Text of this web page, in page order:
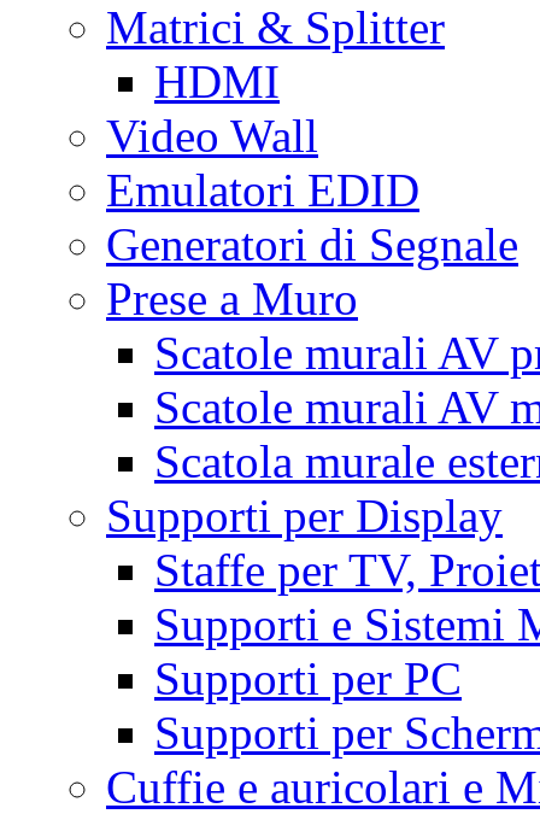
Matrici & Splitter
HDMI
Video Wall
Emulatori EDID
Generatori di Segnale
Prese a Muro
Scatole murali AV
Scatole murali AV
Scatola murale
Supporti per Display
Staffe per TV,
Supporti e Sistemi
Supporti per PC
Supporti per
Cuffie e auricolari e